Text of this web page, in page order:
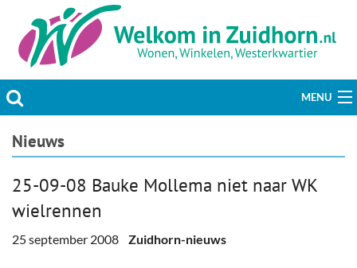
MENU
Actueel
Welzijn & Maatschappij
Bedrijven
Nieuws
25-09-08 Bauke Mollema niet naar WK
wielrennen
25 september 2008 Zuidhorn-nieuws